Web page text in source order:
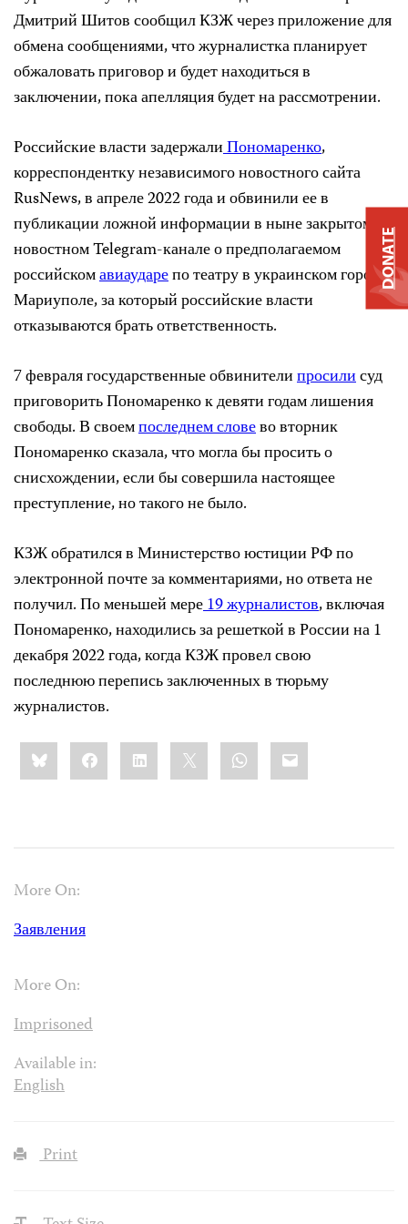
Дмитрий Шитов сообщил КЗЖ через приложение для
обмена сообщениями, что журналистка планирует
обжаловать приговор и будет находиться в
заключении, пока апелляция будет на рассмотрении.
Российские власти задержалиПономаренко,
корреспондентку независимого новостного сайта
RusNews, в апреле 2022 года и обвинили ее в
публикации ложной информации в ныне закрытом
новостном Telegram-канале о предполагаемом
российскомавиаударепо театру в украинском городе
Мариуполе, за который российские власти
отказываются брать ответственность.
7 февраля государственные обвинителипросилисуд
приговорить Пономаренко к девяти годам лишения
свободы. В своемпоследнем словево вторник
Пономаренко сказала, что могла бы просить о
снисхождении, если бы совершила настоящее
преступление, но такого не было.
КЗЖ обратился в Министерство юстиции РФ по
электронной почте за комментариями, но ответа не
получил. По меньшей мере19 журналистов, включая
Пономаренко, находились за решеткой в ​​России на 1
декабря 2022 года, когда КЗЖ провел свою
последнюю перепись заключенных в тюрьму
журналистов.
Share
this:BlueskyFacebookLinkedIn WhatsApp
Email
More On:
Заявления
More On:
Imprisoned
Available in:
English
Print
DONATE